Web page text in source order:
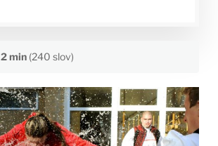
2 min(240 slov)